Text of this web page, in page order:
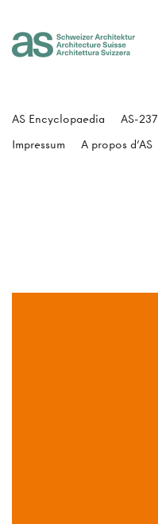
AS Encyclopaedia AS-237
Impressum
A propos d'AS